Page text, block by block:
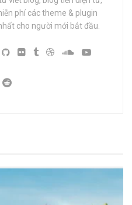
phí các theme & plugin
cho người mới bắt đầu.